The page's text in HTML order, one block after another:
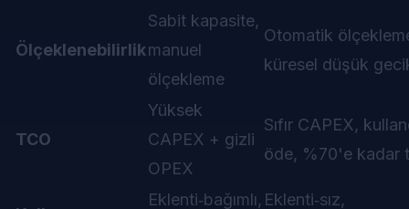
Ölçeklenebilirlik
Sabit kapasite,
manuel
ölçekleme
Otomatik
küresel düşük
TCO
Yüksek
CAPEX + gizli
OPEX
Sıfır CAPEX,
öde, %70'e kadar
Eklenti‑bağımlı, Eklenti‑sız,